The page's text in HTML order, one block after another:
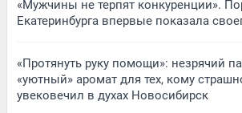
«Мужчины не терпят конкуренции».
Екатеринбурга впервые показала
«Протянуть руку помощи»: незрячий
«уютный» аромат для тех, кому
увековечил в духах Новосибирск